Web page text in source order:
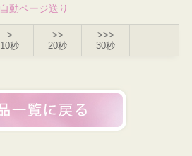
自動ページ送り
>
10秒
>>
20秒
>>>
30秒